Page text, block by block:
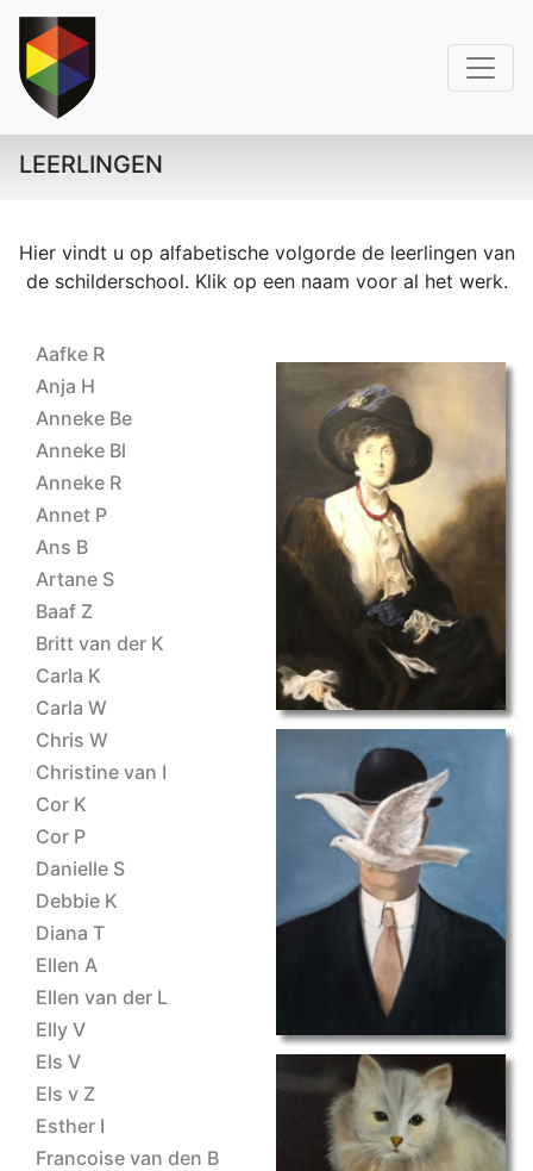
LEERLINGEN
Hier vindt u op alfabetische volgorde de leerlingen van
de schilderschool. Klik op een naam voor al het werk.
Aafke R
Anja H
Anneke Be
Anneke Bl
Anneke R
Annet P
Ans B
Artane S
Baaf Z
Britt van der K
Carla K
Carla W
Chris W
Christine van I
Cor K
Cor P
Danielle S
Debbie K
Diana T
Ellen A
Ellen van der L
Elly V
Els V
Els v Z
Esther I
Francoise van den B
ET 2023 Gerda
dierportret I